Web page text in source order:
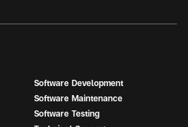
Software Development
Software Maintenance
Software Testing